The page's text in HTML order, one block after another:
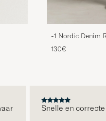
-1 Nordic Denim
130€
Snelle en correcte